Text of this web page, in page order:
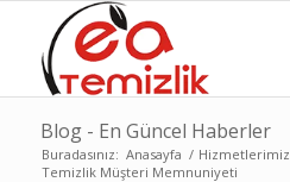
Blog - En Güncel Haberler
Buradasınız: Anasayfa / Hizmetlerimiz
Temizlik Müşteri Memnuniyeti